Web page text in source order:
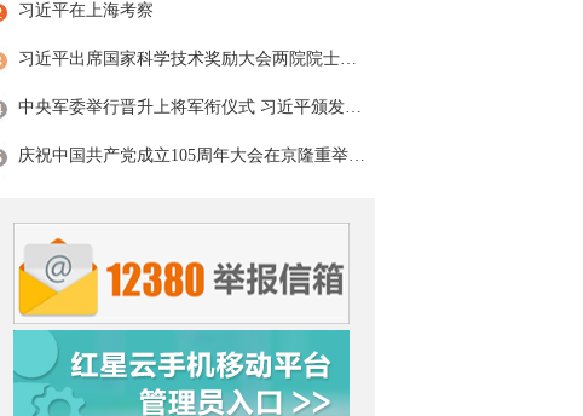
习近平在上海考察
习近平出席国家科学技术奖励大会两院院士大会中国科协第十一次全国代表大会并发表重要讲话
中央军委举行晋升上将军衔仪式 习近平颁发命令状并向晋衔的军官表示祝贺
庆祝中国共产党成立105周年大会在京隆重举行 习近平发表重要讲话